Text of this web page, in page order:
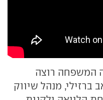
המשפחה רוצה
מנהל שיווק